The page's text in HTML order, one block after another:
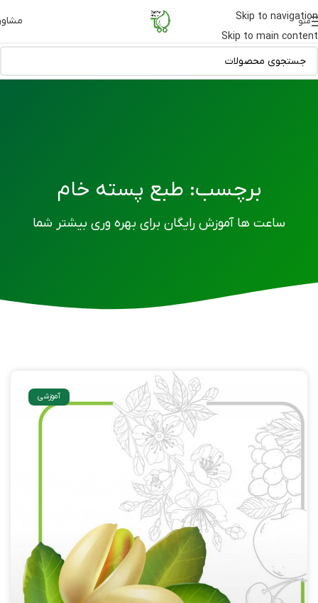
Skip to navigation
Skip to main content
منو
برچسب: طبع پسته خام
ساعت ها آموزش رایگان برای بهره وری بیشتر شما
آموزشی